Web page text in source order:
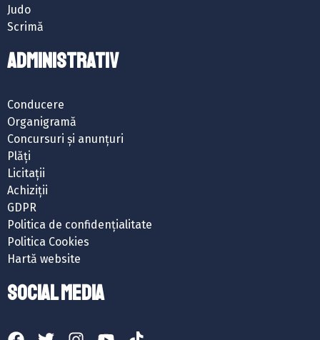
Judo
Scrimă
ADMINISTRATIV
Conducere
Organigramă
Concursuri și anunțuri
Plăți
Licitații
Achiziții
GDPR
Politica de confidențialitate
Politica Cookies
Hartă website
SOCIAL MEDIA